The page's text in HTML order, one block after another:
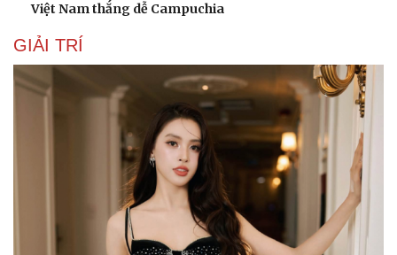
Việt Nam thắng dễ Campuchia
GIẢI TRÍ